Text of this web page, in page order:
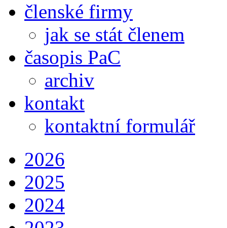
členské firmy
jak se stát členem
časopis PaC
archiv
kontakt
kontaktní formulář
2026
2025
2024